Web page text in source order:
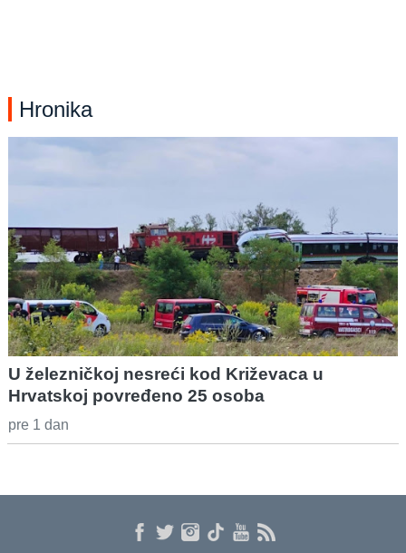
Hronika
U železničkoj nesreći kod Križevaca u
Hrvatskoj povređeno 25 osoba
pre 1 dan